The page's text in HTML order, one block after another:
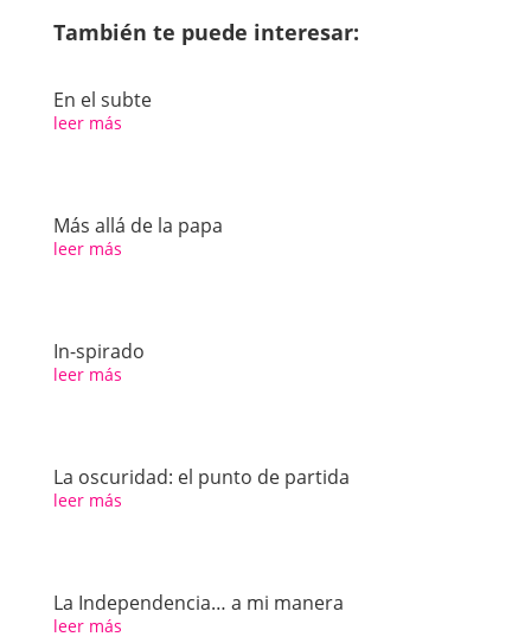
También te puede interesar:
En el subte
leer más
Más allá de la papa
leer más
In-spirado
leer más
La oscuridad: el punto de partida
leer más
La Independencia… a mi manera
leer más